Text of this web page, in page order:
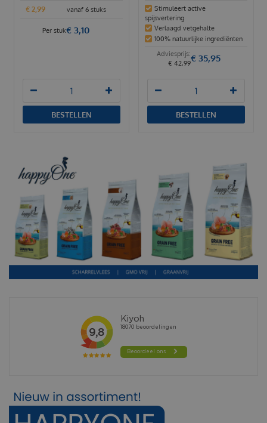
vanaf 6 stuks
€ 2, 99
€ 3,10
Per stuk
BESTELLEN
Stimuleert active
spijsvertering
Verlaagd vetgehalte
100% natuurlijke ingrediënten
€ 42,99€ 35,95
BESTELLEN